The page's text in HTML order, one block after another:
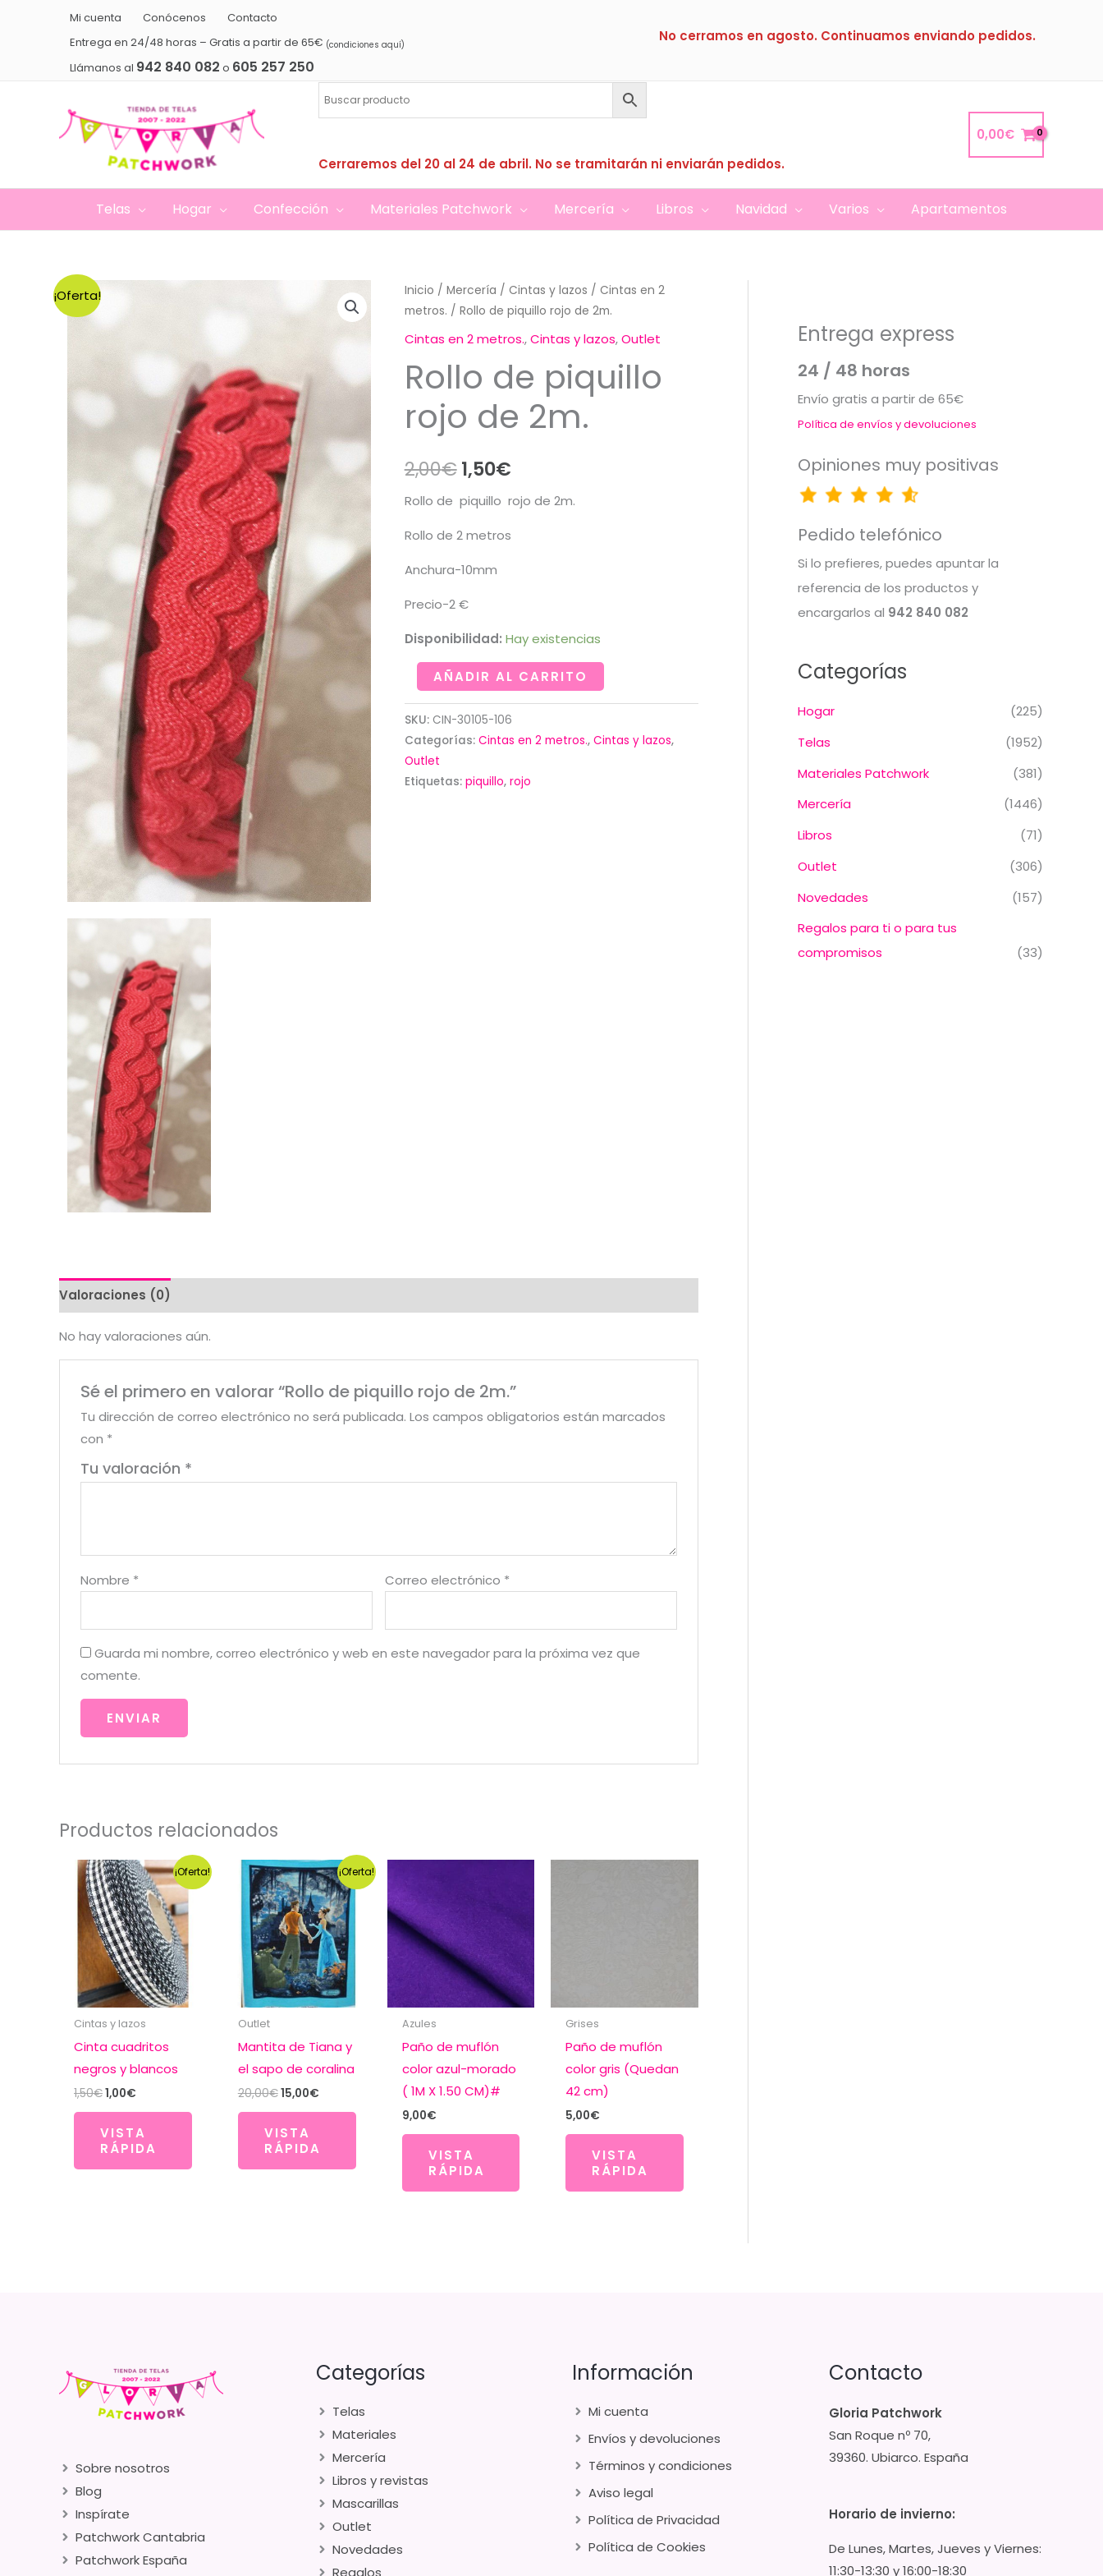
Mi cuenta Conócenos
Contacto
Entrega en 24/48 horas – Gratis a partir de 65€ (condiciones aquí)
Llámanos al 942 840 082 o 605 257 250
No cerramos en agosto. Continuamos enviando pedidos.
Cerraremos del 20 al 24 de abril. No se tramitarán ni enviarán pedidos.
0,00€
Telas Hogar Confección Materiales Patchwork Mercería Libros Navidad Varios Apartamentos
¡Oferta! Inicio / Mercería / Cintas y lazos / Cintas en 2
metros. / Rollo de piquillo rojo de 2m.
Cintas en 2 metros.,Cintas y lazos,Outlet
Rollo de piquillo
rojo de 2m.
2,00€El
precio
original
era:
2,00€.
1,50€El
precio
actual
Rollo de piquillo rojo de 2m.
Rollo de 2 metros
Anchura-10mm
Precio-2 €
Disponibilidad: Hay existencias
de
piquillo
rojo
de
2m.
AÑADIR AL CARRITO
SKU: CIN-30105-106
Categorías: Cintas en 2 metros., Cintas y lazos,
Outlet
Etiquetas: piquillo, rojo
Valoraciones (0)
No hay valoraciones aún.
Sé el primero en valorar “Rollo de piquillo rojo de 2m.”
Tu dirección de correo electrónico no será publicada. Los campos obligatorios están marcados
con *
Tu valoración *
Nombre * Correo electrónico *
Guarda mi nombre, correo electrónico y web en este navegador para la próxima vez que
comente.
Productos relacionados
¡Oferta!
Cintas y lazos
Cinta cuadritos
negros y blancos
1,50€El
era:
1,50€.
1,00€
es:
1,00€.
VISTA
RÁPIDA
¡Oferta!
Outlet
Mantita de Tiana y
el sapo de coralina
20,00€El
era:
20,00€.
15,00€El
actual
15,00€.
VISTA
RÁPIDA
Azules
Paño de muflón
color azul-morado
( 1M X 1.50 CM)#
9,00€
VISTA
RÁPIDA
Grises
Paño de muflón
color gris (Quedan
42 cm)
5,00€
VISTA
RÁPIDA
Entrega express
24 / 48 horas
Envío gratis a partir de 65€
Política de envíos y devoluciones
Opiniones muy positivas
Pedido telefónico
Si lo prefieres, puedes apuntar la
referencia de los productos y
encargarlos al 942 840 082
Categorías
Hogar
(225)
Telas
(1952)
Materiales Patchwork
(381)
Mercería
(1446)
Libros
(71)
Outlet
(306)
Novedades
(157)
Regalos para ti o para tus
compromisos
(33)
Sobre nosotros
Blog
Inspírate
Patchwork Cantabria
Patchwork España
Categorías
Telas
Materiales
Mercería
Libros y revistas
Mascarillas
Outlet
Novedades
Regalos
Información
Mi cuenta
Envíos y devoluciones
Términos y condiciones
Aviso legal
Política de Privacidad
Política de Cookies
Contacto
Gloria Patchwork
San Roque nº 70,
39360. Ubiarco. España
Horario de invierno:
De Lunes, Martes, Jueves y Viernes:
11:30-13:30 y 16:00-18:30